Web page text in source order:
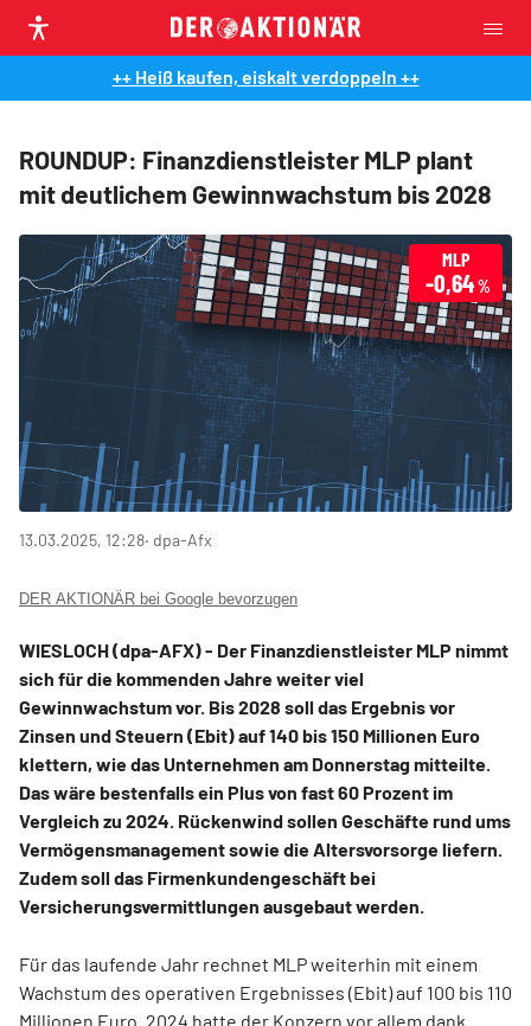
++ Heiß kaufen, eiskalt verdoppeln ++
ROUNDUP: Finanzdienstleister MLP plant
mit deutlichem Gewinnwachstum bis 2028
MLP
-0,64%
13.03.2025, 12:28‧ dpa-Afx
DER AKTIONÄR bei Google bevorzugen
WIESLOCH (dpa-AFX) - Der Finanzdienstleister MLPnimmt
sich für die kommenden Jahre weiter viel
Gewinnwachstum vor. Bis 2028 soll das Ergebnis vor
Zinsen und Steuern (Ebit) auf 140 bis 150 Millionen Euro
klettern, wie das Unternehmen am Donnerstag mitteilte.
Das wäre bestenfalls ein Plus von fast 60 Prozent im
Vergleich zu 2024. Rückenwind sollen Geschäfte rund ums
Vermögensmanagement sowie die Altersvorsorge liefern.
Zudem soll das Firmenkundengeschäft bei
Versicherungsvermittlungen ausgebaut werden.
Für das laufende Jahr rechnet MLP weiterhin mit einem
Wachstum des operativen Ergebnisses (Ebit) auf 100 bis 110
Millionen Euro. 2024 hatte der Konzern vor allem dank